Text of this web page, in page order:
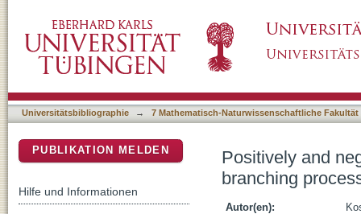
Universitätsbibliographie → 7 Mathematisch-Naturwissenschaftliche Fakultät
Positively and
branching
Autor(en):
PUBLIKATION MELDEN
Hilfe und Informationen